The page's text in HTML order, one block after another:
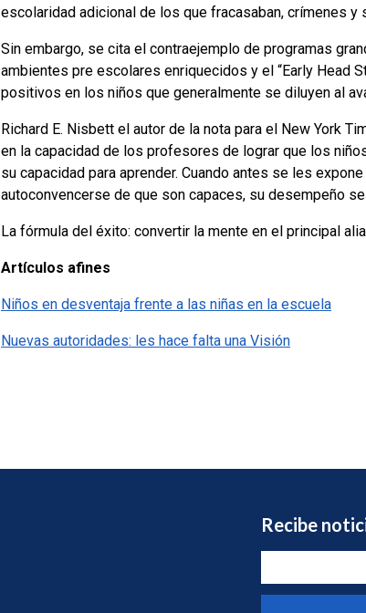
escolaridad adicional de los que fracasaban, crímenes
Sin embargo, se cita el contraejemplo de programas
ambientes pre escolares enriquecidos y el “Early Head
positivos en los niños que generalmente se diluyen al
Richard E. Nisbett el autor de la nota para el New York
en la capacidad de los profesores de lograr que los
su capacidad para aprender. Cuando antes se les
autoconvencerse de que son capaces, su desempeño
La fórmula del éxito: convertir la mente en el principal
Artículos afines
Niños en desventaja frente a las niñas en la escuela
Nuevas autoridades: les hace falta una Visión
Recibe